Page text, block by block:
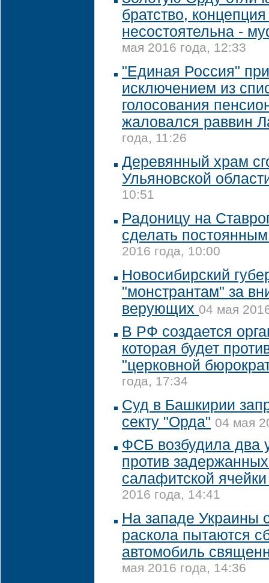
братство,
несостоятельна -
мая 2016 года, 12:33
"Единая Россия"
исключением из
голосования
жаловался раввин
года, 11:26
Деревянный храм
Ульяновской
10:51
Радоницу на
сделать
2016 года, 10:00
Новосибирский
"монстрантам" за
верующих 04 мая
В РФ создается
которая будет
"церковной
года, 17:34
Суд в Башкирии
секту "Орда" 04 мая
ФСБ возбудила два
против
салафитской
2016 года, 14:41
На западе Украины
раскола пытаются
автомобиль
мая 2016 года, 14:36